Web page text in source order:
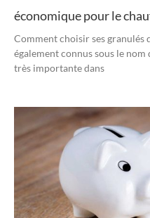
économique pour le
Comment choisir ses granulés
également connus sous le
très importante dans